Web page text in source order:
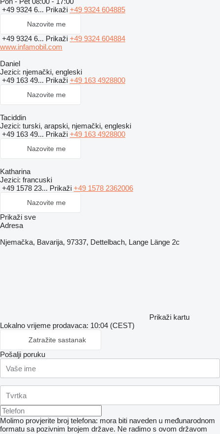
+49 9324 6... Prikaži +49 9324 604885
Nazovite me
+49 9324 6... Prikaži +49 9324 604884
www.infamobil.com
Daniel
Jezici: njemački, engleski
+49 163 49... Prikaži +49 163 4928800
Nazovite me
Taciddin
Jezici: turski, arapski, njemački, engleski
+49 163 49... Prikaži +49 163 4928800
Nazovite me
Katharina
Jezici: francuski
+49 1578 23... Prikaži +49 1578 2362006
Nazovite me
Prikaži sve
Adresa
Njemačka, Bavarija, 97337, Dettelbach, Lange Länge 2c
Prikaži kartu
Lokalno vrijeme prodavaca: 10:04 (CEST)
Zatražite sastanak
Pošalji poruku
Molimo provjerite broj telefona: mora biti naveden u međunarodnom
formatu sa pozivnim brojem države. Ne radimo s ovom državom